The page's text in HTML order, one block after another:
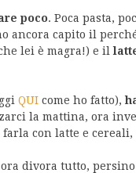
poco. Poca pasta,
ancora capito il
lei è magra!) e il
QUI come ho fatto),
la mattina, ora
con latte e
divora tutto, persino